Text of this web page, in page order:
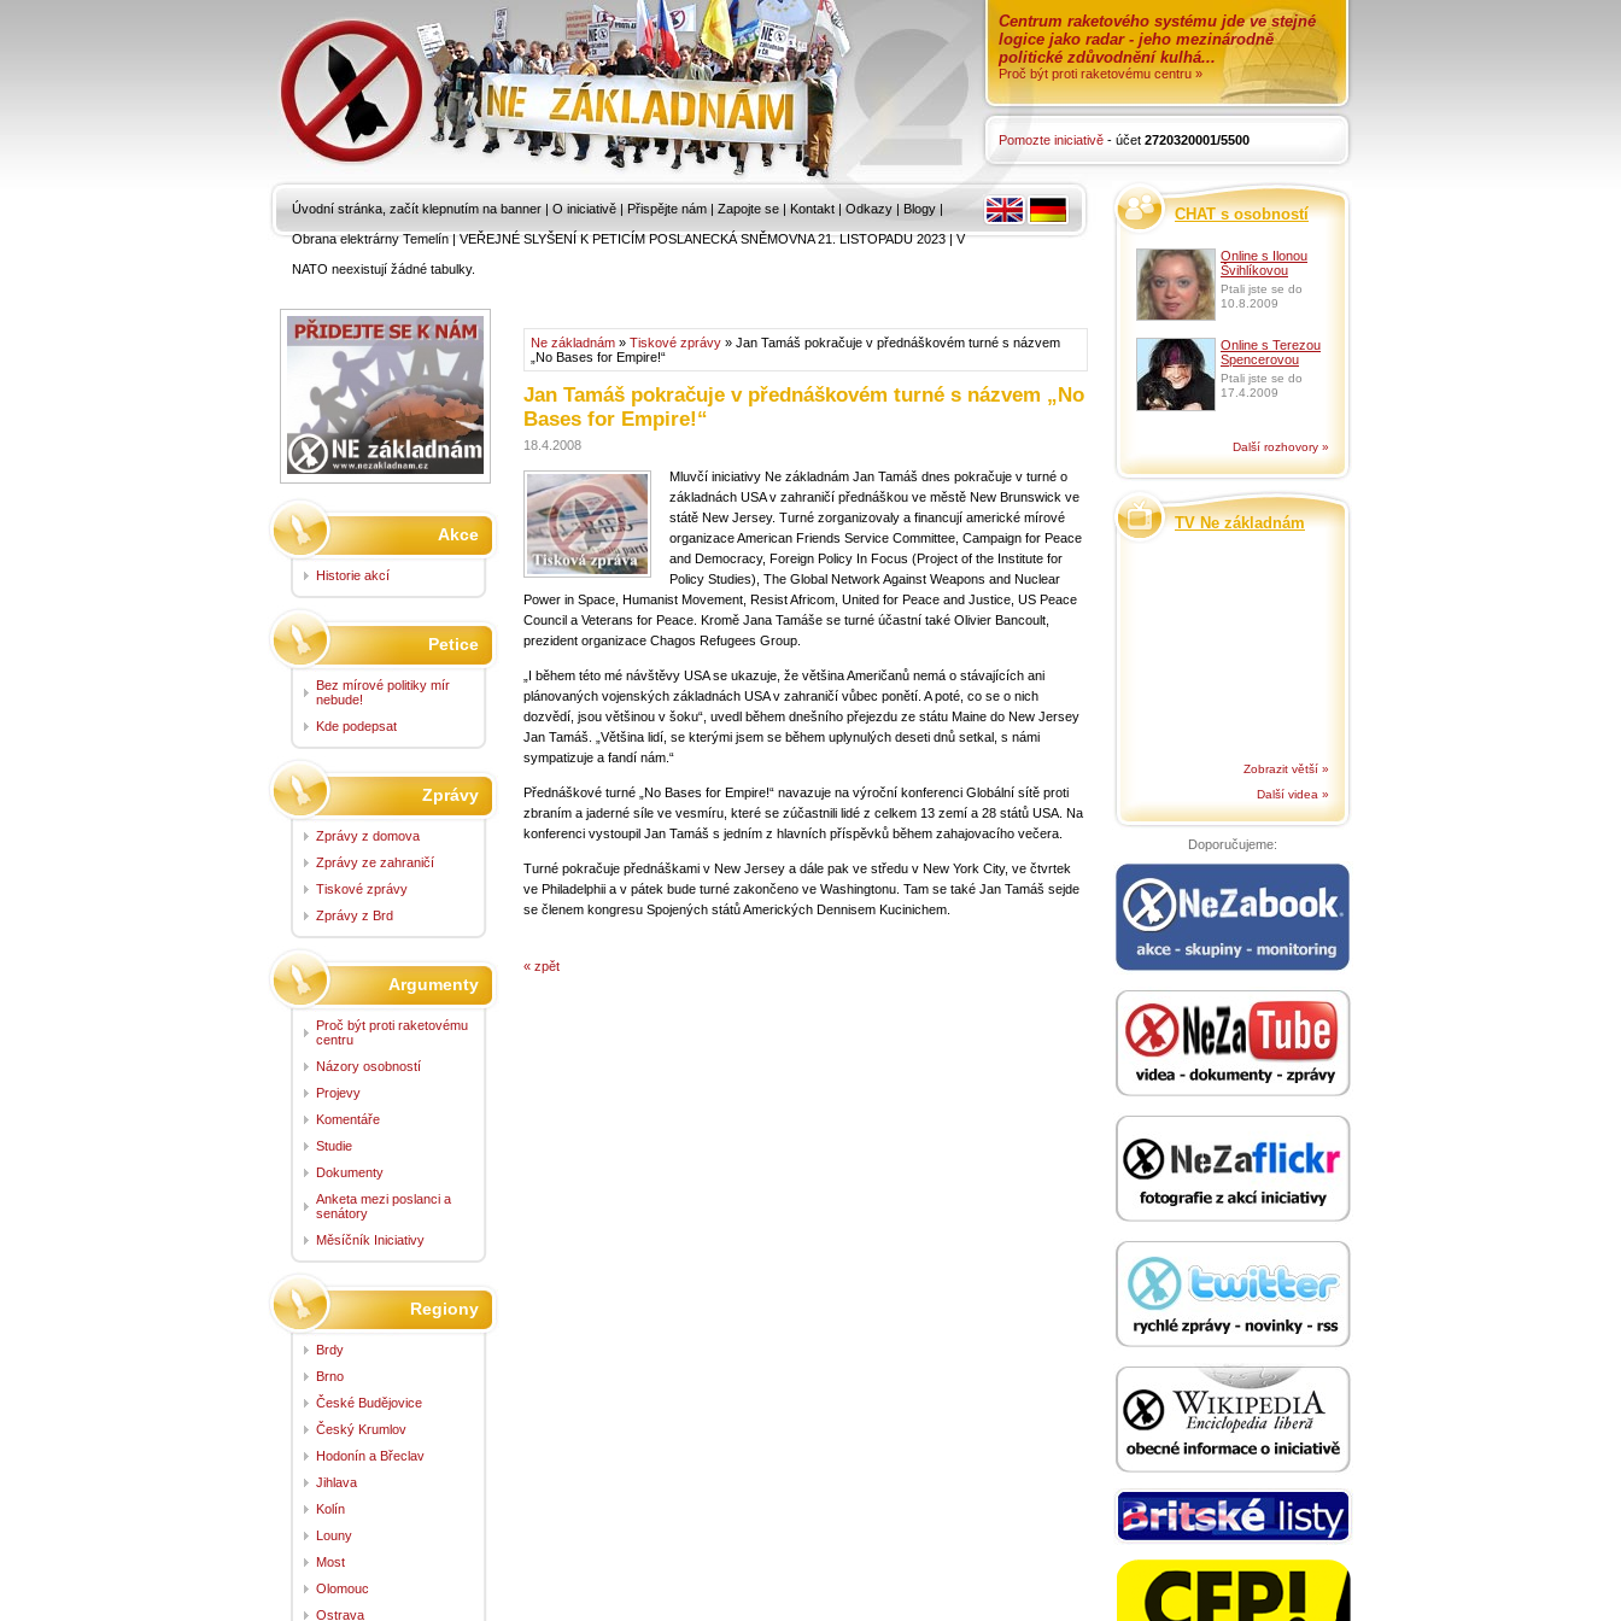
Centrum raketového systému jde ve stejné
logice jako radar - jeho mezinárodně
politické zdůvodnění kulhá...
Proč být proti raketovému centru »
Pomozte iniciativě - účet 2720320001/5500
Úvodní stránka, začít klepnutím na banner | O iniciativě | Přispějte nám | Zapojte se | Kontakt | Odkazy | Blogy |
Obrana elektrárny Temelín|VEŘEJNÉ SLYŠENÍ K PETICÍM POSLANECKÁ SNĚMOVNA 21. LISTOPADU 2023|V
NATO neexistují žádné tabulky.
Ne základnám » Tiskové zprávy » Jan Tamáš pokračuje v přednáškovém turné s názvem
„No Bases for Empire!“
Jan Tamáš pokračuje v přednáškovém turné s názvem „No
Bases for Empire!“
18.4.2008
Mluvčí iniciativy Ne základnám Jan Tamáš dnes pokračuje v turné o
základnách USA v zahraničí přednáškou ve městě New Brunswick ve
státě New Jersey. Turné zorganizovaly a financují americké mírové
organizace American Friends Service Committee, Campaign for Peace
and Democracy, Foreign Policy In Focus (Project of the Institute for
Policy Studies), The Global Network Against Weapons and Nuclear
Power in Space, Humanist Movement, Resist Africom, United for Peace and Justice, US Peace
Council a Veterans for Peace. Kromě Jana Tamáše se turné účastní také Olivier Bancoult,
prezident organizace Chagos Refugees Group.
„I během této mé návštěvy USA se ukazuje, že většina Američanů nemá o stávajících ani
plánovaných vojenských základnách USA v zahraničí vůbec ponětí. A poté, co se o nich
dozvědí, jsou většinou v šoku“, uvedl během dnešního přejezdu ze státu Maine do New Jersey
Jan Tamáš. „Většina lidí, se kterými jsem se během uplynulých deseti dnů setkal, s námi
sympatizuje a fandí nám.“
Přednáškové turné „No Bases for Empire!“ navazuje na výroční konferenci Globální sítě proti
zbraním a jaderné síle ve vesmíru, které se zúčastnili lidé z celkem 13 zemí a 28 států USA. Na
konferenci vystoupil Jan Tamáš s jedním z hlavních příspěvků během zahajovacího večera.
Turné pokračuje přednáškami v New Jersey a dále pak ve středu v New York City, ve čtvrtek
ve Philadelphii a v pátek bude turné zakončeno ve Washingtonu. Tam se také Jan Tamáš sejde
se členem kongresu Spojených států Amerických Dennisem Kucinichem.
« zpět
Akce
Historie akcí
Petice
Bez mírové politiky mír
nebude!
Kde podepsat
Zprávy
Zprávy z domova
Zprávy ze zahraničí
Tiskové zprávy
Zprávy z Brd
Argumenty
Proč být proti raketovému
centru
Názory osobností
Projevy
Komentáře
Studie
Dokumenty
Anketa mezi poslanci a
senátory
Měsíčník Iniciativy
Regiony
Brdy
Brno
České Budějovice
Český Krumlov
Hodonín a Břeclav
Jihlava
Kolín
Louny
Most
Olomouc
Ostrava
CHAT s osobností
Online s Ilonou
Švihlíkovou
Ptali jste se do
10.8.2009
Online s Terezou
Spencerovou
Ptali jste se do
17.4.2009
Další rozhovory »
TV Ne základnám
Zobrazit větší »
Další videa »
Doporučujeme: